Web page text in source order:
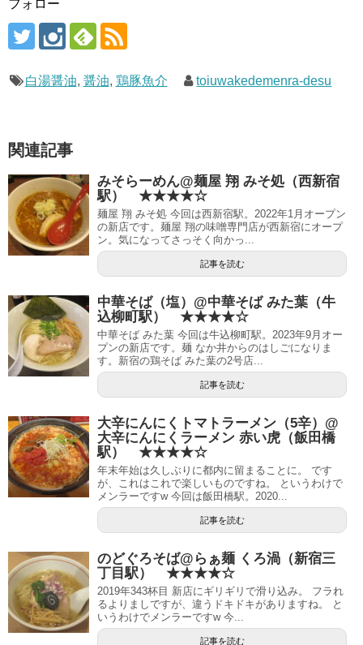
フォロー
白湯醤油, 醤油, 鶏豚魚介 toiuwakedemenra-desu
関連記事
みそらーめん@麺屋 翔 みそ処（西新宿
駅） ★★★★☆
麺屋 翔 みそ処 今回は西新宿駅。2022年1月オープン
の新店です。麺屋 翔の味噌専門店が西新宿にオープ
ン。気になってさっそく向かっ...
記事を読む
中華そば（塩）@中華そば みた葉（牛
込柳町駅） ★★★★☆
中華そば みた葉 今回は牛込柳町駅。2023年9月オー
プンの新店です。麺 なか井からのはしごになりま
す。新宿の鶏そば みた葉の2号店...
記事を読む
大辛にんにくトマトラーメン（5辛）@
大辛にんにくラーメン 赤い虎（飯田橋
駅） ★★★★☆
年末年始は久しぶりに都内に留まることに。 です
が、これはこれで楽しいものですね。 というわけで
メンラーですw 今回は飯田橋駅。2020...
記事を読む
のどぐろそば@らぁ麺 くろ渦（新宿三
丁目駅） ★★★★☆
2019年343杯目 新店にギリギリで滑り込み。 フラれ
るよりましですが、違うドキドキがありますね。 と
いうわけでメンラーですw 今...
記事を読む